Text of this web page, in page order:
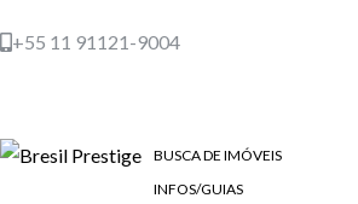
+55 11 91121-9004
BUSCA DE IMÓVEIS
INFOS/GUIAS